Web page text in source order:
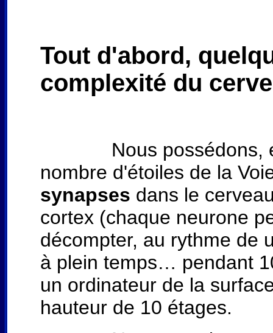
Tout d'abord,
complexité du
Nous possédons,
nombre d'étoiles de la
synapses dans le
cortex (chaque neurone
décompter, au rythme de
à plein temps… pendant
un ordinateur de la
hauteur de 10 étages.